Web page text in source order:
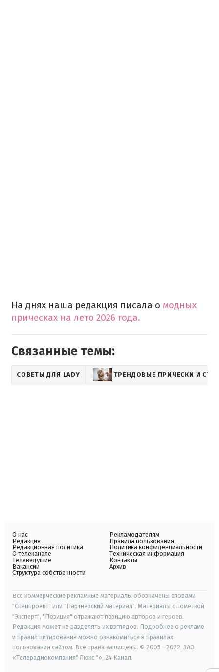
На днях наша редакция писала о модных
прическах на лето 2026 года.
Связанные темы:
СОВЕТЫ ДЛЯ LADY ТРЕНДОВЫЕ ПРИЧЕСКИ И
О нас
Редакция
Редакционная политика
О телеканале
Телеведущие
Вакансии
Структура собственности
Рекламодателям
Правила пользования
Политика конфиденциальности
Техническая информация
Контакты
Архив
Все коммерческие рекламные материалы обозначены словами
"Спецпроект" или "Партнерский материал". Материалы с пометкой
"Эксперт", "Позиция" отражают позицию авторов и героев.
Редакция может не разделять их взглядов. Подробнее о рекламе
и правил цитирования можно ознакомиться в правилах
пользования сайтом. Все права защищены. © 2005—2022, ЗАО
«Телерадиокомпания" Люкс "», 24 Канал.